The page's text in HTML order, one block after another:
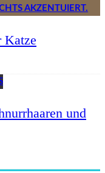
Katze
und